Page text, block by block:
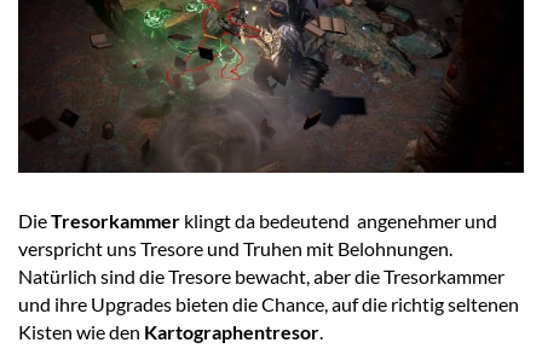
DieTresorkammer klingt da bedeutend angenehmer und
verspricht uns Tresore und Truhen mit Belohnungen.
Natürlich sind die Tresore bewacht, aber die Tresorkammer
und ihre Upgrades bieten die Chance, auf die richtig seltenen
Kisten wie den Kartographentresor.